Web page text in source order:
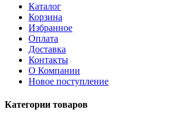
Каталог
Корзина
Избранное
Оплата
Доставка
Контакты
О Компании
Новое поступление
Категории товаров